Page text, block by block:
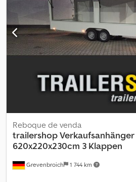
Grevenbroich 1 744 km
Reboque de venda
trailershopVerkaufsanhänger
620x220x230cm 3 Klappen